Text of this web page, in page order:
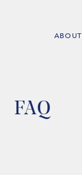
ABOUT
FAQ